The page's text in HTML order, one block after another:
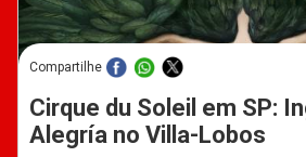
Compartilhe
Cirque du Soleil em SP:
Alegría no Villa-Lobos